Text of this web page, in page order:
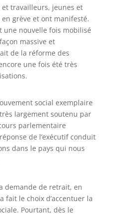
travailleurs, jeunes et
grève et ont manifesté.
une nouvelle fois mobilisé
massive et
de la réforme des
une fois été très
social exemplaire
largement soutenu par
parlementaire
de l’exécutif conduit
dans le pays qui nous
demande de retrait, en
fait le choix d’accentuer la
Pourtant, dès le